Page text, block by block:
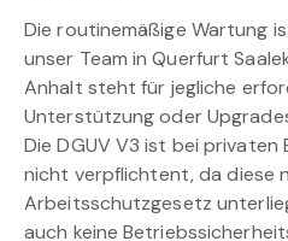
Die routinemäßige Wartung
unser Team in Querfurt
Anhalt steht für jegliche
Unterstützung oder
Die DGUV V3 ist bei
nicht verpflichtent, da diese
Arbeitsschutzgesetz
auch keine